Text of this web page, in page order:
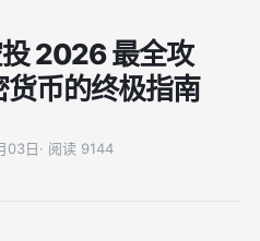
2026 最全攻
货币的终极指南
03日· 阅读 9144